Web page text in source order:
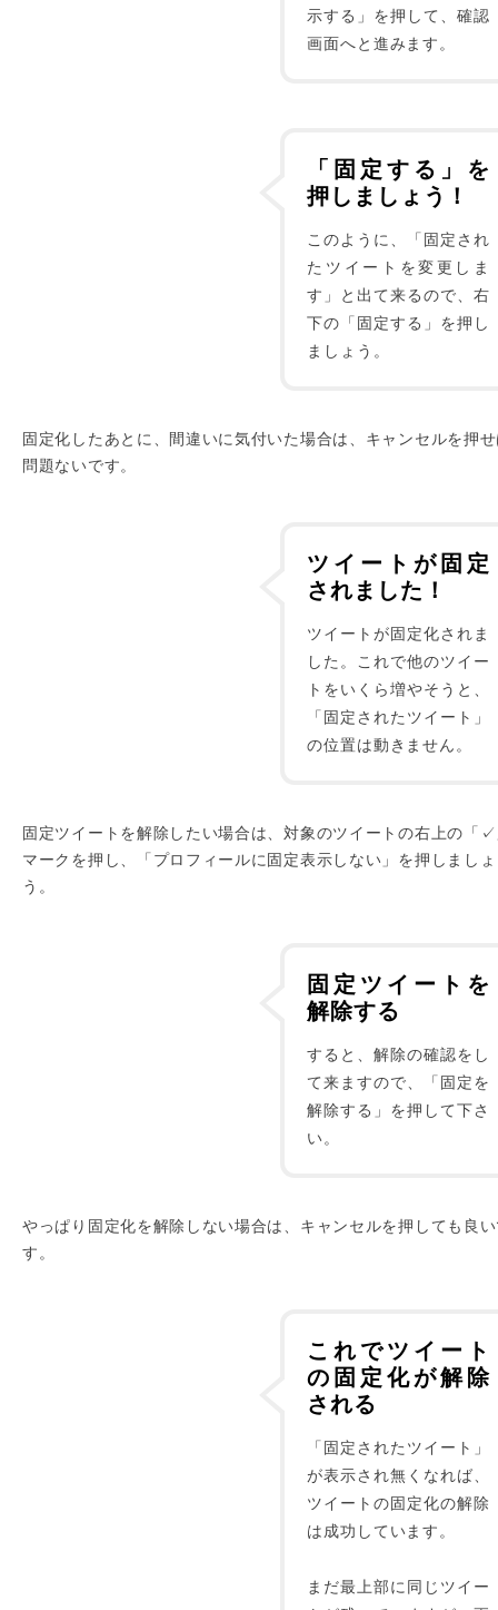
示する」を押して、確認
画面へと進みます。
「固定する」を
押しましょう！
このように、「固定され
たツイートを変更しま
す」と出て来るので、右
下の「固定する」を押し
ましょう。
固定化したあとに、間違いに気付いた場合は、キャンセルを押
問題ないです。
ツイートが固定
されました！
ツイートが固定化されま
した。これで他のツイー
トをいくら増やそうと、
「固定されたツイート」
の位置は動きません。
固定ツイートを解除したい場合は、対象のツイートの右上の「
マークを押し、「プロフィールに固定表示しない」を押しましょ
う。
固定ツイートを
解除する
すると、解除の確認をし
て来ますので、「固定を
解除する」を押して下さ
い。
やっぱり固定化を解除しない場合は、キャンセルを押しても良
す。
これでツイート
の固定化が解除
される
「固定されたツイート」
が表示され無くなれば、
ツイートの固定化の解除
は成功しています。
まだ最上部に同じツイー